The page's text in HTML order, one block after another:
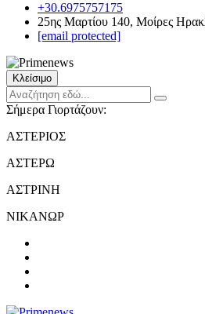
+30.6975757175
25ης Μαρτίου 140, Μοίρες
[email protected]
Κλείσιμο
Σήμερα Γιορτάζουν:
ΑΣΤΕΡΙΟΣ
ΑΣΤΕΡΩ
ΑΣΤΡΙΝΗ
ΝΙΚΑΝΩΡ